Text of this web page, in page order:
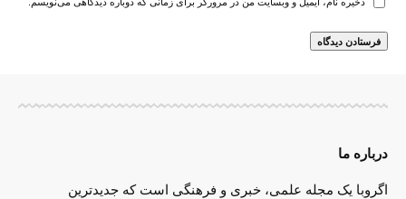
ذخیره نام، ایمیل و وبسایت من در مرورگر برای زمانی که دوباره دیدگاهی می‌نویسم.
درباره ما
اگروبا یک مجله علمی، خبری و فرهنگی است که جدیدترین